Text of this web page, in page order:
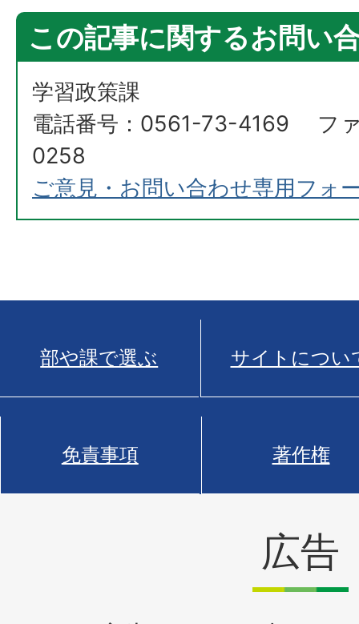
この記事に関するお問い
学習政策課
電話番号：0561-73-4169 フ
0258
ご意見・お問い合わせ専用フォ
部や課で選ぶ サイトについ
免責事項 著作権
広告